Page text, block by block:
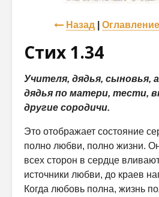
Назад Оглавление
Стих 1.34
Учителя, дядья, сыновья,
дядья по матери, тести,
другие сородичи.
Это отображает состояние
полно любви, полно жизни. Он
всех сторон в сердце
источники любви, до краев
Когда любовь полна, жизнь